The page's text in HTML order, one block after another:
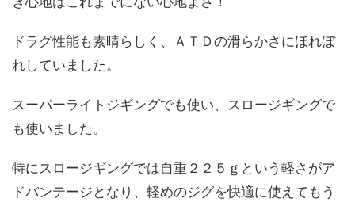
ドラグ性能も素晴らしく、ＡＴＤの滑らかさにほれぼ
れしていました。
スーパーライトジギングでも使い、スロージギングで
も使いました。
特にスロージギングでは自重２２５ｇという軽さがア
ドバンテージとなり、軽めのジグを快適に使えてもう